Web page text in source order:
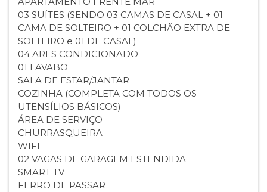
03 SUÍTES (SENDO 03 CAMAS DE CASAL + 01
CAMA DE SOLTEIRO + 01 COLCHÃO EXTRA DE
SOLTEIRO e 01 DE CASAL)
04 ARES CONDICIONADO
01 LAVABO
SALA DE ESTAR/JANTAR
COZINHA (COMPLETA COM TODOS OS
UTENSÍLIOS BÁSICOS)
ÁREA DE SERVIÇO
CHURRASQUEIRA
WIFI
02 VAGAS DE GARAGEM ESTENDIDA
SMART TV
FERRO DE PASSAR